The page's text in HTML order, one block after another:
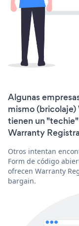
Algunas
mismo
tienen un
Warranty
Otros intentan
Form de código
ofrecen Warranty
bargain.